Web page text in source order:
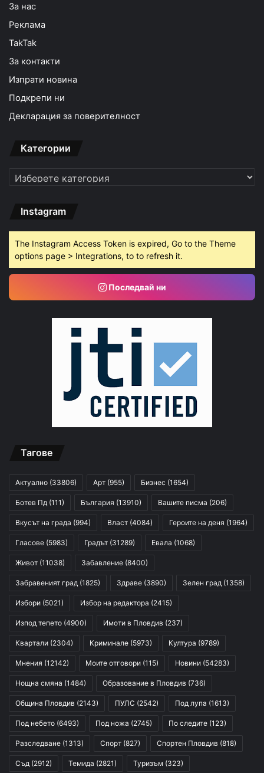
За нас
Реклама
TakTak
За контакти
Изпрати новина
Подкрепи ни
Декларация за поверителност
Категории
Категории
Instagram
The Instagram Access Token is expired, Go to the Theme
options page > Integrations, to to refresh it.
Последвай ни
Тагове
Актуално (33806) Арт (955) Бизнес (1654)
Ботев Пд (111) България (13910) Вашите писма (206)
Вкусът на града (994) Власт (4084) Героите на деня (1964)
Гласове (5983) Градът (31289) Евала (1068)
Живот (11038) Забавление (8400)
Забравеният град (1825) Здраве (3890) Зелен град (1358)
Избори (5021) Избор на редактора (2415)
Изпод тепето (4900) Имоти в Пловдив (237)
Квартали (2304) Криминале (5973) Култура (9789)
Мнения (12142) Моите отговори (115) Новини (54283)
Нощна смяна (1484) Образование в Пловдив (736)
Община Пловдив (2143) ПУЛС (2542) Под лупа (1613)
Под небето (6493) Под ножа (2745) По следите (123)
Разследване (1313) Спорт (827) Спортен Пловдив (818)
Съд (2912) Темида (2821) Туризъм (323)